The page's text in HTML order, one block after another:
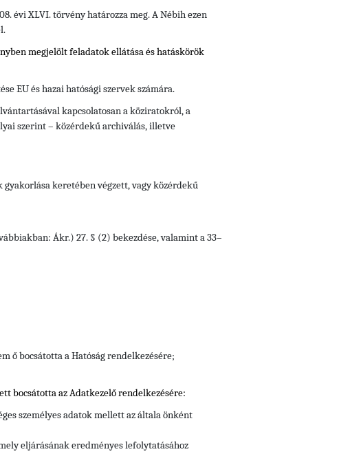
évi XLVI. törvény határozza meg. A Nébih ezen
megjelölt feladatok ellátása és hatáskörök
EU és hazai hatósági szervek számára.
kapcsolatosan a köziratokról, a
szerint – közérdekű archiválás, illetve
keretében végzett, vagy közérdekű
Ákr.) 27. § (2) bekezdése, valamint a 33–
ő bocsátotta a Hatóság rendelkezésére;
bocsátotta az Adatkezelő rendelkezésére:
személyes adatok mellett az általa önként
eljárásának eredményes lefolytatásához